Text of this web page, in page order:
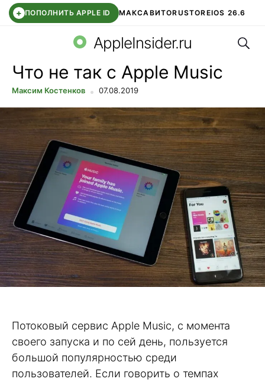
+ ПОПОЛНИТЬ APPLE ID МАКСАВИТОRUSTOREIOS 26.6
СБЕР КИДС ВТБ ОНЛАЙН ЧАТ В ROBLOX
AppleInsider.ru
Что не так с Apple Music
Максим Костенков 07.08.2019
Потоковый сервис Apple Music, с момента
своего запуска и по сей день, пользуется
большой популярностью среди
пользователей. Если говорить о темпах